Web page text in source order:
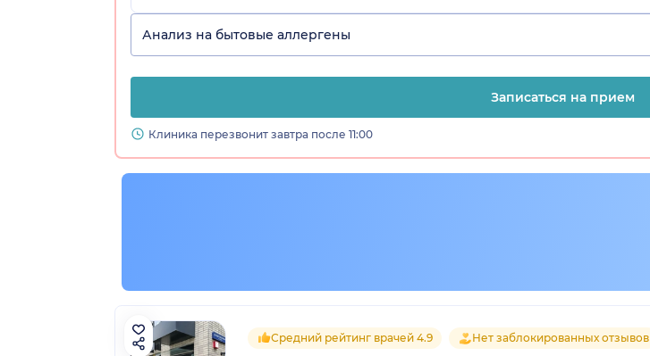
Анализ на бытовые аллергены
Записаться на прием
Клиника перезвонит завтра после 11:00
Средний рейтинг врачей 4.9 Нет заблокированных отзывов